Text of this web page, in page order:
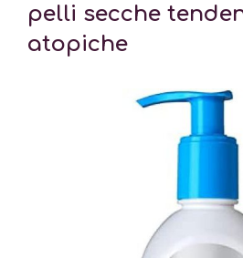
pelli secche
atopiche